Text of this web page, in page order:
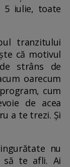
5 iulie, toate
tranzitului
că motivul
strâns de
oarecum
cum
de acea
a te trezi. Și
nu
să te afli. Ai